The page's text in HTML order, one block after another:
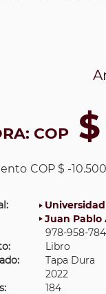
COP
COP $ -10.500
Juan Pablo
978-958-
Libro
Tapa Dura
2022
184